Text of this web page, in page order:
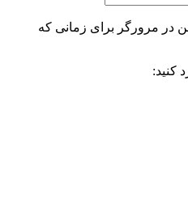
در مرورگر برای زمانی که
کنید: